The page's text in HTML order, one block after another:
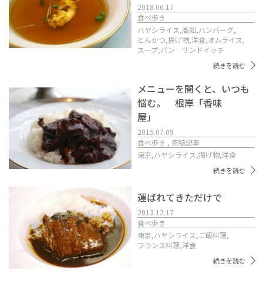
2018.06.17
食べ歩き
ハヤシライス,高知,ハンバーグ,
とんかつ,揚げ物,洋食,オムライス,
スープ,パン サンドイッチ
続きを読む
メニューを開くと、いつも
悩む。 根岸「香味
屋」
2015.07.09
食べ歩き , 寄稿記事
東京,ハヤシライス,揚げ物,洋食
続きを読む
運ばれてきただけで
2013.12.17
食べ歩き
東京,ハヤシライス,ご飯料理,
フランス料理,洋食
続きを読む